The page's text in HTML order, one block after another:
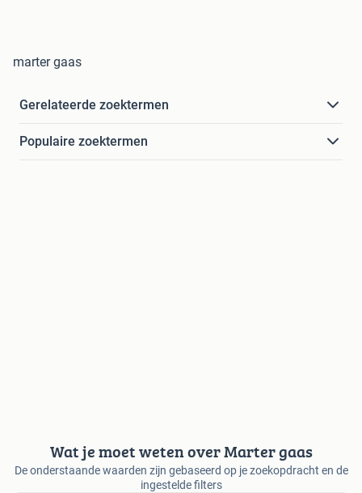
marter gaas
Gerelateerde zoektermen
Populaire zoektermen
Wat je moet weten over Marter gaas
De onderstaande waarden zijn gebaseerd op je zoekopdracht en de
ingestelde filters